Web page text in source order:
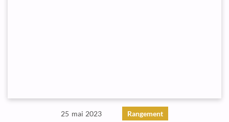
25 mai 2023 Rangement